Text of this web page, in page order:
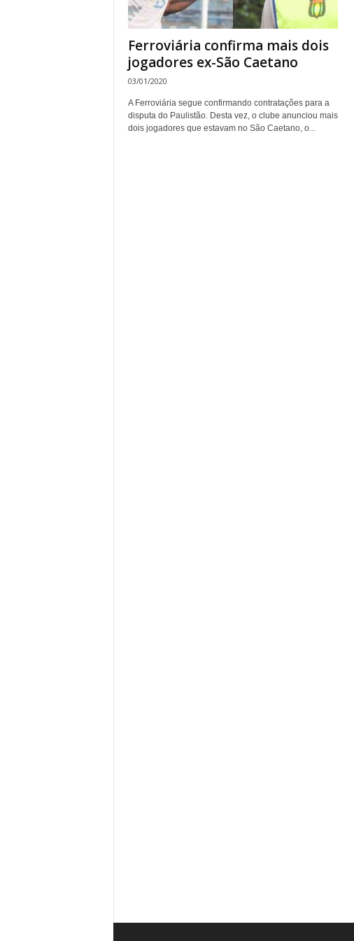
Ferroviária confirma mais dois
jogadores ex-São Caetano
03/01/2020
A Ferroviária segue confirmando contratações para a
disputa do Paulistão. Desta vez, o clube anunciou mais
dois jogadores que estavam no São Caetano, o...